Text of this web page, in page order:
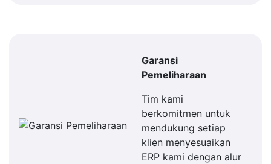
Garansi
Pemeliharaan
Tim kami
berkomitmen untuk
mendukung setiap
klien menyesuaikan
ERP kami dengan alur